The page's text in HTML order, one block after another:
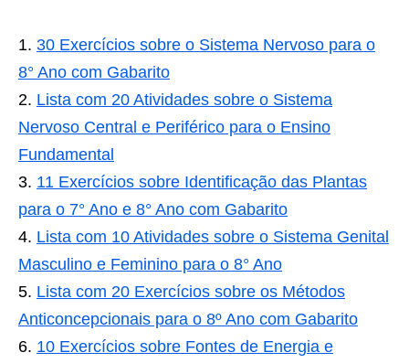
30 Exercícios sobre o Sistema Nervoso para o
8° Ano com Gabarito
Lista com 20 Atividades sobre o Sistema
Nervoso Central e Periférico para o Ensino
Fundamental
11 Exercícios sobre Identificação das Plantas
para o 7° Ano e 8° Ano com Gabarito
Lista com 10 Atividades sobre o Sistema Genital
Masculino e Feminino para o 8° Ano
Lista com 20 Exercícios sobre os Métodos
Anticoncepcionais para o 8º Ano com Gabarito
10 Exercícios sobre Fontes de Energia e